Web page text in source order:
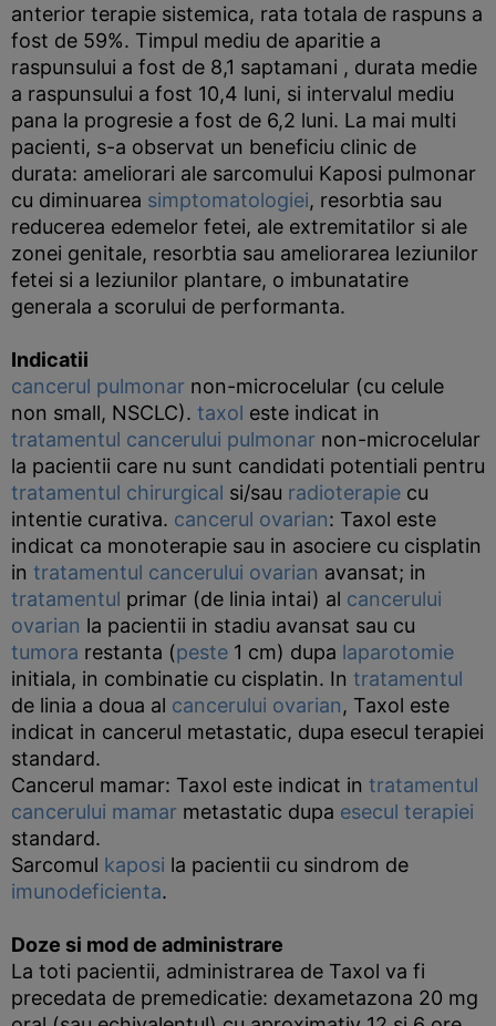
anterior terapie sistemica, rata totala de raspuns a
fost de 59%. Timpul mediu de aparitie a
raspunsului a fost de 8,1 saptamani , durata medie
a raspunsului a fost 10,4 luni, si intervalul mediu
pana la progresie a fost de 6,2 luni. La mai multi
pacienti, s-a observat un beneficiu clinic de
durata: ameliorari ale sarcomului Kaposi pulmonar
cu diminuarea simptomatologiei, resorbtia sau
reducerea edemelor fetei, ale extremitatilor si ale
zonei genitale, resorbtia sau ameliorarea leziunilor
fetei si a leziunilor plantare, o imbunatatire
generala a scorului de performanta.
Indicatii
cancerul pulmonar non-microcelular (cu celule
non small, NSCLC). taxol este indicat in
tratamentul cancerului pulmonar non-microcelular
la pacientii care nu sunt candidati potentiali pentru
tratamentul chirurgical si/sau radioterapie cu
intentie curativa. cancerul ovarian: Taxol este
indicat ca monoterapie sau in asociere cu cisplatin
in tratamentul cancerului ovarian avansat; in
tratamentul primar (de linia intai) al cancerului
ovarian la pacientii in stadiu avansat sau cu
tumora restanta (peste 1 cm) dupa laparotomie
initiala, in combinatie cu cisplatin. In tratamentul
de linia a doua al cancerului ovarian, Taxol este
indicat in cancerul metastatic, dupa esecul terapiei
standard.
Cancerul mamar: Taxol este indicat in tratamentul
cancerului mamar metastatic dupa esecul terapiei
standard.
Sarcomul kaposi la pacientii cu sindrom de
imunodeficienta.
Doze si mod de administrare
La toti pacientii, administrarea de Taxol va fi
precedata de premedicatie: dexametazona 20 mg